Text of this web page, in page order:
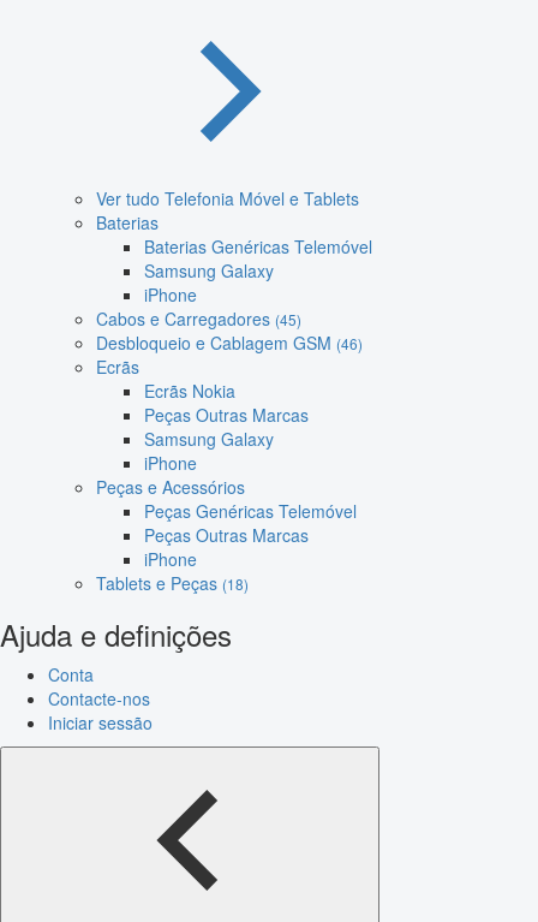
Ver tudo Telefonia Móvel e Tablets
Baterias
Baterias Genéricas Telemóvel
Samsung Galaxy
iPhone
Cabos e Carregadores (45)
Desbloqueio e Cablagem GSM (46)
Ecrãs
Ecrãs Nokia
Peças Outras Marcas
Samsung Galaxy
iPhone
Peças e Acessórios
Peças Genéricas Telemóvel
Peças Outras Marcas
iPhone
Tablets e Peças (18)
Ajuda e definições
Conta
Contacte-nos
Iniciar sessão